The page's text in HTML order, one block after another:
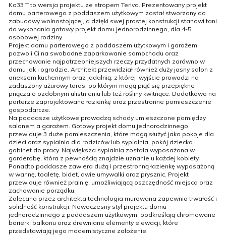
Ka33 T to wersja projektu ze stropem Teriva. Prezentowany projekt
domu parterowego z poddaszem użytkowym został stworzony do
zabudowy wolnostojącej, a dzięki swej prostej konstrukcji stanowi tani
do wykonania gotowy projekt domu jednorodzinnego, dla 4-5
osobowej rodziny.
Projekt domu parterowego z poddaszem użytkowym i garażem
pozwoli Ci na swobodne zaparkowanie samochodu oraz
przechowanie najpotrzebniejszych rzeczy przydatnych zarówno w
domu jak i ogrodzie. Architekt przewidział również duży jasny salon z
aneksem kuchennym oraz jadalnią, z której wyjście prowadzi na
zadaszony ażurowy taras, po którym mogą piąć się przepiękne
pnącza o ozdobnym ulistnieniu lub też rośliny kwitnące. Dodatkowo na
parterze zaprojektowano łazienkę oraz przestronne pomieszczenie
gospodarcze.
Na poddasze użytkowe prowadzą schody umieszczone pomiędzy
salonem a garażem. Gotowy projekt domu jednorodzinnego
przewiduje 3 duże pomieszczenia, które mogą służyć jako pokoje dla
dzieci oraz sypialnia dla rodziców lub sypialnia, pokój dziecka i
gabinet do pracy. Największa sypialnia została wyposażona w
garderobę, która z pewnością znajdzie uznanie u każdej kobiety.
Ponadto poddasze zawiera dużą i przestronną łazienkę wyposażoną
w wannę, toaletę, bidet, dwie umywalki oraz prysznic. Projekt
przewiduje również pralnię, umożliwiającą oszczędność miejsca oraz
zachowanie porządku.
Zalecana przez architekta technologia murowana zapewnia trwałość i
solidność konstrukcji. Nowoczesny styl projektu domu
jednorodzinnego z poddaszem użytkowym, podkreślają chromowane
barierki balkonu oraz drewniane elementy elewacji, które
przedstawiają jego modernistyczne założenie.